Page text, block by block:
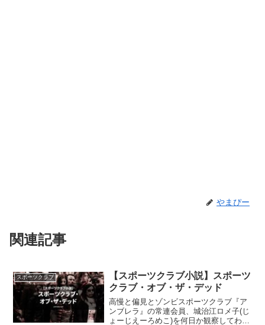
やまぴー
関連記事
スポーツクラブ
【スポーツクラブ小説】スポーツ
クラブ・オブ・ザ・デッド
高慢と偏見とゾンビスポーツクラブ『ア
ンブレラ』の常連会員、城治江ロメ子(じ
ょーじえーろめこ)を何日か観察してわか